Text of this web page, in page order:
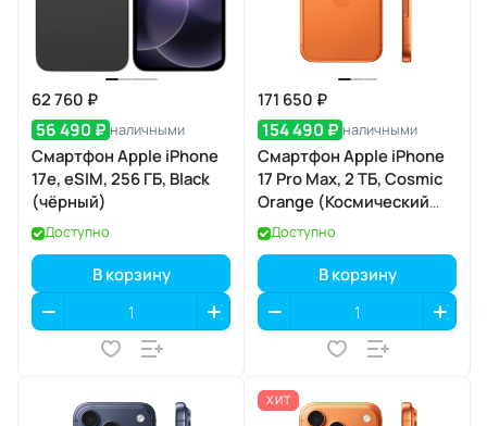
62 760 ₽
56 490 ₽ наличными
Смартфон Apple iPhone
17e, eSIM, 256 ГБ, Black
(чёрный)
Доступно
В корзину
171 650 ₽
154 490 ₽ наличными
Смартфон Apple iPhone
17 Pro Max, 2 ТБ, Cosmic
Orange (Космический
оранжевый) Dual eSIM
Доступно
В корзину
ХИТ